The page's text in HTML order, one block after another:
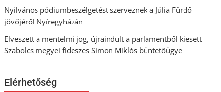
Nyilvános pódiumbeszélgetést szerveznek a Júlia Fürdő
jövőjéről Nyíregyházán
Elveszett a mentelmi jog, újraindult a parlamentből kiesett
Szabolcs megyei fideszes Simon Miklós büntetőügye
Elérhetőség